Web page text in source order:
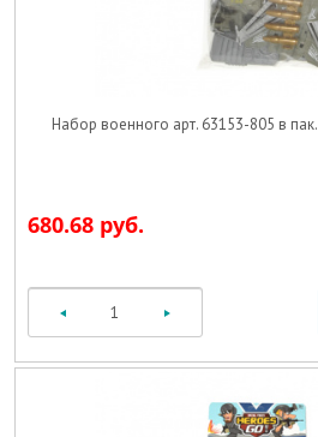
Набор военного арт. 63153-805 в пак.
680.68 руб.